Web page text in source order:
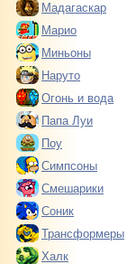
Мадагаскар
Марио
Миньоны
Наруто
Огонь и вода
Папа Луи
Поу
Симпсоны
Смешарики
Соник
Трансформеры
Халк